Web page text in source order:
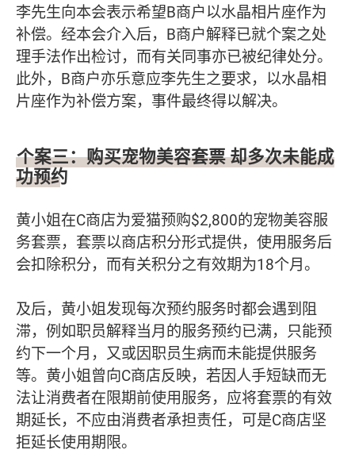
李先生向本会表示希望B商户以水晶相片座作为
补偿。经本会介入后，B商户解释已就个案之处
理手法作出检讨，而有关同事亦已被纪律处分。
此外，B商户亦乐意应李先生之要求，以水晶相
片座作为补偿方案，事件最终得以解决。
个案三：购买宠物美容套票 却多次未能成
功预约
黄小姐在C商店为爱猫预购$2,800的宠物美容服
务套票，套票以商店积分形式提供，使用服务后
会扣除积分，而有关积分之有效期为18个月。
及后，黄小姐发现每次预约服务时都会遇到阻
滞，例如职员解释当月的服务预约已满，只能预
约下一个月，又或因职员生病而未能提供服务
等。黄小姐曾向C商店反映，若因人手短缺而无
法让消费者在限期前使用服务，应将套票的有效
期延长，不应由消费者承担责任，可是C商店坚
拒延长使用期限。